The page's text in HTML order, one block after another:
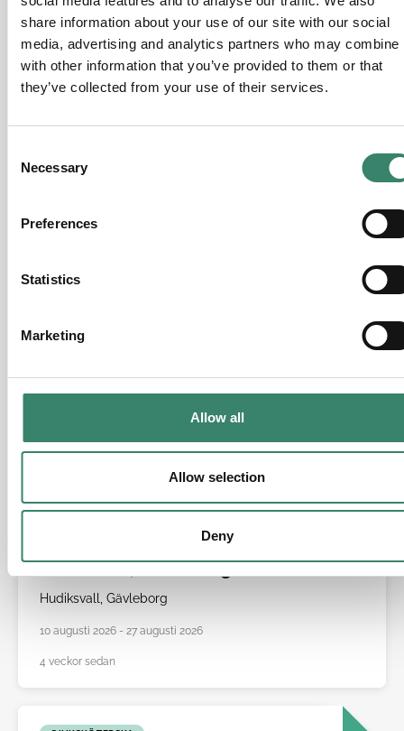
share information about your use of our site with our social
media, advertising and analytics partners who may combine
with other information that you’ve provided to them or that
they’ve collected from your use of their services.
Necessary
Preferences
Statistics
Marketing
Allow all
Allow selection
Deny
Gällivare,
Psykiatri till Umeå, Västerbotten
Allmänsjuksköterska till
Hudiksvall, Gävleborg
Hudiksvall, Gävleborg
10 augusti 2026 - 27 augusti 2026
4 veckor sedan